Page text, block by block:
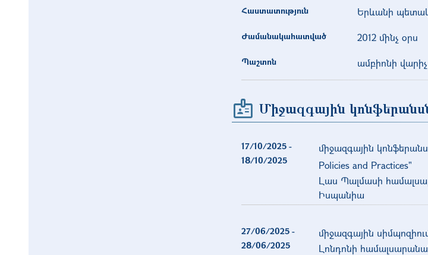
Հաստատություն Երևանի
Ժամանակահատված 2012 մինչ օրս
Պաշտոն ամբիոնի
Միջազգային
17/10/2025 -
18/10/2025
միջազգային
Policies and Practices"
Լաս Պալմասի
Իսպանիա
27/06/2025 -
28/06/2025
միջազգային
Լոնդոնի